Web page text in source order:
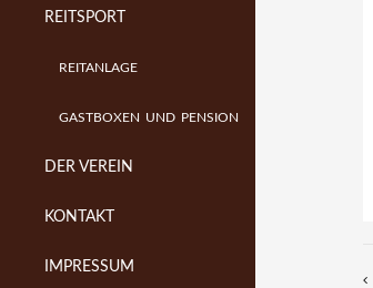
REITSPORT
REITANLAGE
GASTBOXEN UND PENSION
DER VEREIN
KONTAKT
IMPRESSUM